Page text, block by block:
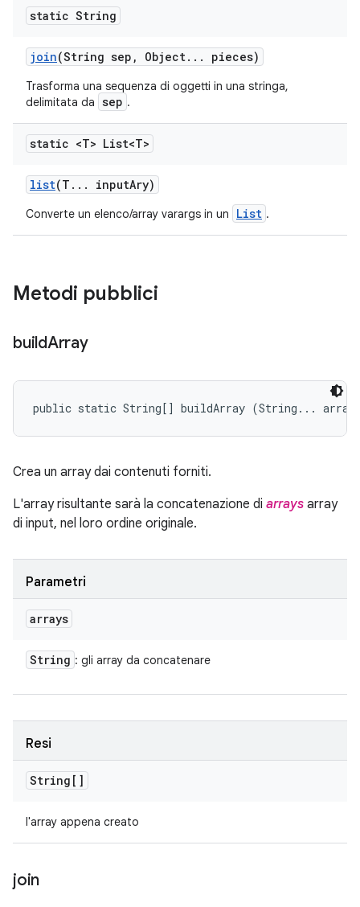
static String
join(String sep , Object. . . pieces)
Trasforma una sequenza di oggetti in una stringa,
delimitata da sep .
static <T> List<T>
list(T . . . inputAry)
Converte un elenco/array varargs in un List .
Metodi pubblici
buildArray
public static String[] buildArray (String...
Crea un array dai contenuti forniti.
L'array risultante sarà la concatenazione di arrays array
di input, nel loro ordine originale.
Parametri
arrays
String : gli array da concatenare
Resi
String[]
l'array appena creato
join